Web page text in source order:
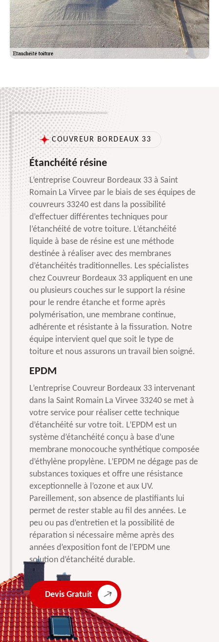
COUVREUR BORDEAUX 33
Étanchéité résine
L’entreprise Couvreur Bordeaux 33 à Saint
Romain La Virvee par le biais de ses équipes de
couvreurs 33240 est dans la possibilité
d’effectuer différentes techniques pour
l’étanchéité de votre toiture. L’étanchéité
liquide à base de résine est une méthode
destinée à réaliser avec des membranes
d’étanchéités traditionnelles. Les spécialistes
chez Couvreur Bordeaux 33 appliquent en une
ou plusieurs couches sur le support la résine
pour le rendre étanche et forme après
polymérisation, une membrane continue,
adhérente et résistante à la fissuration. Notre
équipe intervient quel que soit le type de
toiture et nous assurons un travail bien soigné.
EPDM
L’entreprise Couvreur Bordeaux 33 intervenant
dans la Saint Romain La Virvee 33240 se met à
votre service pour réaliser cette technique
d’étanchéité sur votre toit. L’EPDM est un
système d’étanchéité conçu à base d’une
membrane monocouche synthétique composée
d’éthylène propylène. L’EPDM ne dégage pas de
substances toxiques et offre une résistance
exceptionnelle à l’ozone et aux UV.
Pareillement, son absence de plastifiants lui
permet de rester stable au fil des années. Le
peu ou pas d’entretien et la possibilité de
réparation si nécessaire même après des
années d’exposition font de l’EPDM une
solution d’étanchéité durable.
Devis Gratuit